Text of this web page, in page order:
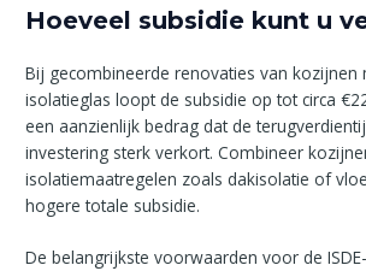
Hoeveel subsidie kunt u
Bij gecombineerde renovaties van
isolatieglas loopt de subsidie op tot circa
een aanzienlijk bedrag dat de
investering sterk verkort. Combineer
isolatiemaatregelen zoals dakisolatie of
hogere totale subsidie.
De belangrijkste voorwaarden voor de